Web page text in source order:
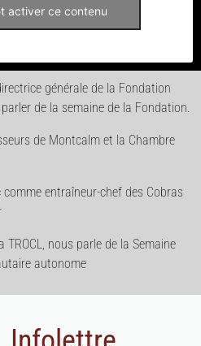
activer ce contenu
générale de la Fondation
de la semaine de la Fondation.
de Montcalm et la Chambre
entraîneur-chef des Cobras
nous parle de la Semaine
autonome